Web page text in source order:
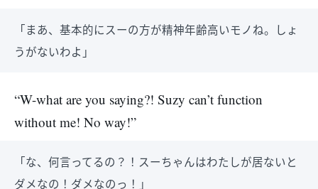
「まあ、基本的にスーの方が精神年齢高いモノね。しょ
うがないわよ」
“W-what are you saying?! Suzy can’t function
without me! No way!”
「な、何言ってるの？！スーちゃんはわたしが居ないと
ダメなの！ダメなのっ！」